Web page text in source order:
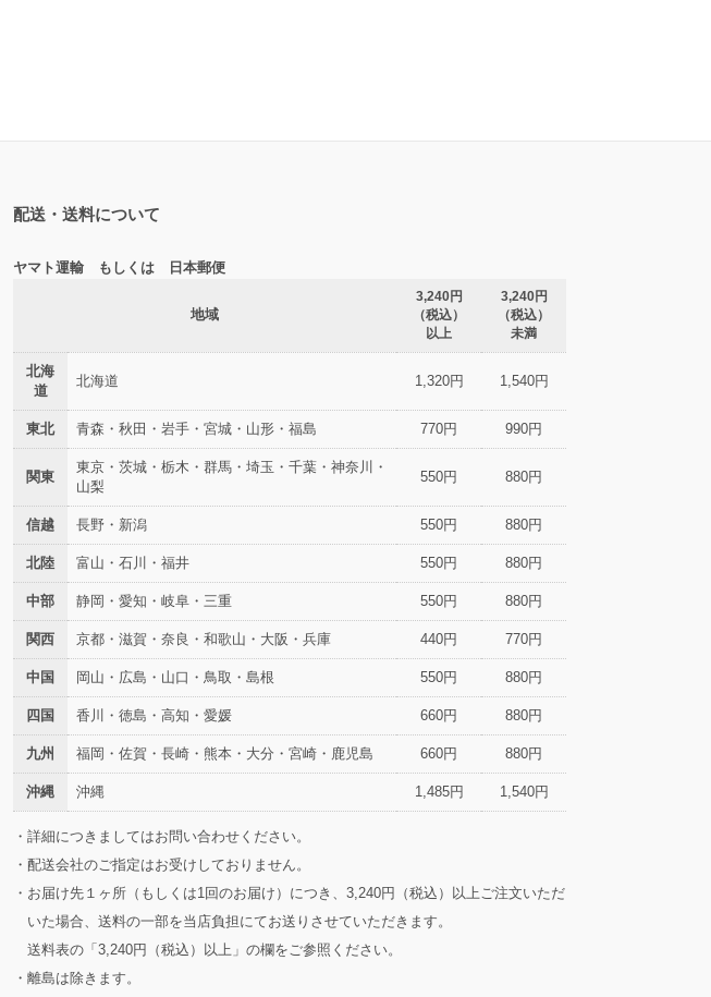
配送・送料について
ヤマト運輸 もしくは 日本郵便
地域
3,240円
（税込）
以上
3,240円
（税込）
未満
北海
道
北海道 1,320円 1,540円
東北 青森・秋田・岩手・宮城・山形・福島 770円 990円
関東
東京・茨城・栃木・群馬・埼玉・千葉・神奈川・
山梨
550円 880円
信越 長野・新潟 550円 880円
北陸 富山・石川・福井 550円 880円
中部 静岡・愛知・岐阜・三重 550円 880円
関西 京都・滋賀・奈良・和歌山・大阪・兵庫 440円 770円
中国 岡山・広島・山口・鳥取・島根 550円 880円
四国 香川・徳島・高知・愛媛 660円 880円
九州 福岡・佐賀・長崎・熊本・大分・宮崎・鹿児島 660円 880円
沖縄 沖縄 1,485円 1,540円
・詳細につきましてはお問い合わせください。
・配送会社のご指定はお受けしておりません。
・お届け先１ヶ所（もしくは1回のお届け）につき、3,240円（税込）以上ご注文いただ
いた場合、送料の一部を当店負担にてお送りさせていただきます。
送料表の「3,240円（税込）以上」の欄をご参照ください。
・離島は除きます。